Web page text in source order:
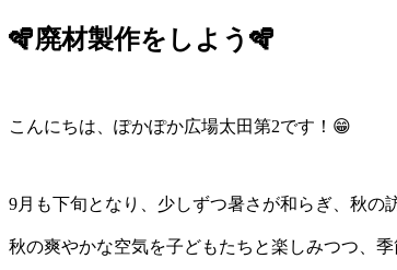
🪇廃材製作をしよう🪇
こんにちは、ぽかぽか広場太田第2です！😁
9月も下旬となり、少しずつ暑さが和らぎ、秋の
秋の爽やかな空気を子どもたちと楽しみつつ、